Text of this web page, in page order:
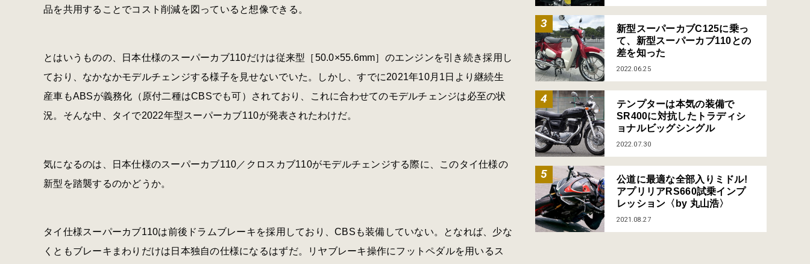
品を共用することでコスト削減を図っていると想像できる。
とはいうものの、日本仕様のスーパーカブ110だけは従来型［50.0×55.6mm］のエンジンを引き続き採用し
ており、なかなかモデルチェンジする様子を見せないでいた。しかし、すでに2021年10月1日より継続生
産車もABSが義務化（原付二種はCBSでも可）されており、これに合わせてのモデルチェンジは必至の状
況。そんな中、タイで2022年型スーパーカブ110が発表されたわけだ。
気になるのは、日本仕様のスーパーカブ110／クロスカブ110がモデルチェンジする際に、このタイ仕様の
新型を踏襲するのかどうか。
タイ仕様スーパーカブ110は前後ドラムブレーキを採用しており、CBSも装備していない。となれば、少な
くともブレーキまわりだけは日本独自の仕様になるはずだ。リヤブレーキ操作にフットペダルを用いるス
新型スーパーカブC125に乗っ
て、新型スーパーカブ110との
差を知った
2022.06.25
テンプターは本気の装備で
SR400に対抗したトラディシ
ョナルビッグシングル
2022.07.30
公道に最適な全部入りミドル!
アプリリアRS660試乗インプ
レッション〈by 丸山浩〉
2021.08.27